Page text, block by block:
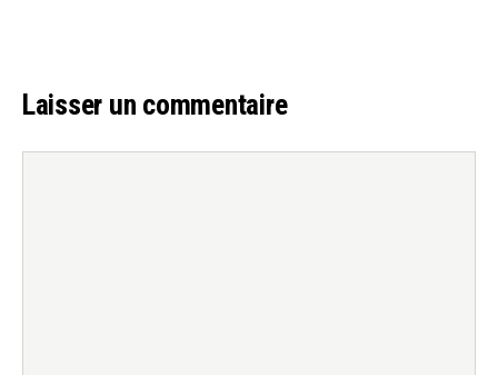
Laisser un commentaire